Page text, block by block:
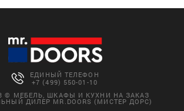
ЕДИНЫЙ ТЕЛЕФОН
+7 (499) 550-01-10
© МЕБЕЛЬ, ШКАФЫ И КУХНИ НА ЗАКАЗ
ДИЛЕР MR.DOORS (МИСТЕР ДОРС)